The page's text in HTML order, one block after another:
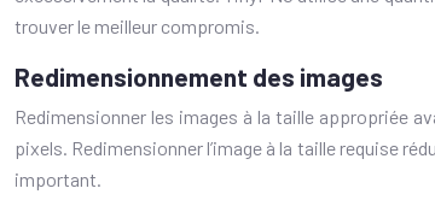
trouver le meilleur compromis.
Redimensionnement des images
Redimensionner les images à la taille appropriée
pixels. Redimensionner l’image à la taille requise
important.